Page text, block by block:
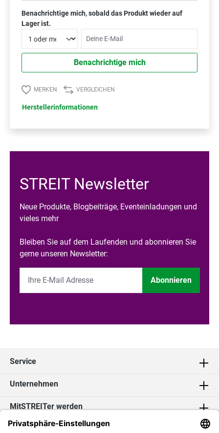
Benachrichtige mich, sobald das Produkt wieder auf
Lager ist.
Benachrichtige mich
MERKEN VERGLEICHEN
Herstellerinformationen
STREIT Newsletter
Neue Produkte, Blogbeiträge, Eventeinladungen und
vieles mehr
Bleiben Sie auf dem Laufenden und abonnieren Sie
gerne unseren Newsletter:
Abonnieren
Service
Unternehmen
MitSTREITer werden
Kontakt